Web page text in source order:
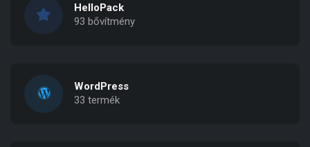
HelloPack
93 bővítmény
WordPress
33 termék